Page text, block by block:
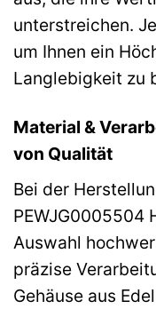
unterstreichen.
um Ihnen ein
Langlebigkeit zu
Material &
von Qualität
Bei der
PEWJG0005504
Auswahl
präzise
Gehäuse aus